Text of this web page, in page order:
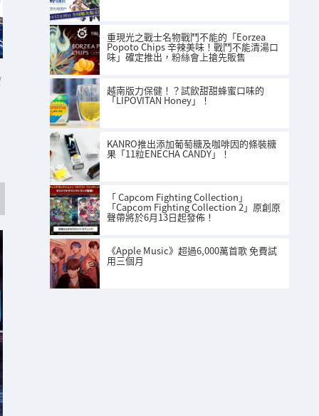
重現光之戰士名物戰鬥不能的「Eorzea
Popoto Chips 辛辣美味！戰鬥不能清湯口
味」確定推出，粉絲會上搶先販售
越南版力保健！？試飲甜甜蜂蜜口味的
「LIPOVITAN Honey」！
KANRO推出添加葡萄糖及咖啡因的條裝糖
果「11粒ENECHA CANDY」！
「 Capcom Fighting Collection」
「Capcom Fighting Collection 2」原創原
聲帶將於6月13日起發佈！
《Apple Music》超過6,000萬首歌 免費試
用三個月